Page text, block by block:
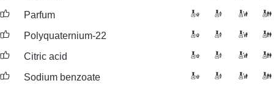
Parfum
Polyquaternium-22
Citric acid
Sodium benzoate